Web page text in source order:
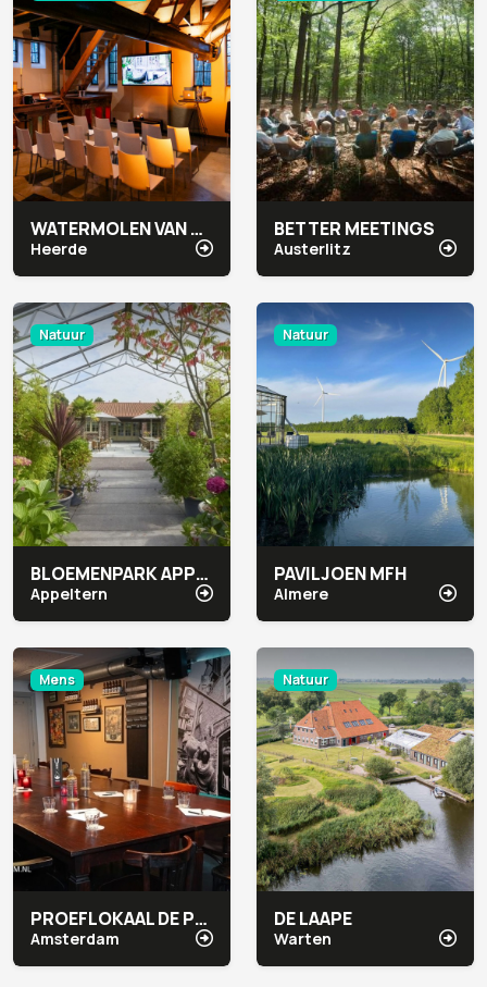
WATERMOLEN VAN RAKHORST
Heerde
BETTER MEETINGS
Austerlitz
Natuur
BLOEMENPARK APPELTERN
Appeltern
Natuur
PAVILJOEN MFH
Almere
Mens
PROEFLOKAAL DE PRAEL
Amsterdam
Natuur
DE LAAPE
Warten